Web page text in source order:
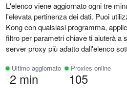
L'elenco viene aggiornato ogni tre
l'elevata pertinenza dei dati. Puoi
Kong con qualsiasi programma,
filtro per parametri chiave ti aiuterà a
server proxy più adatto dall'elenco
Ultimo aggiornato
2 min
Proxies online
105